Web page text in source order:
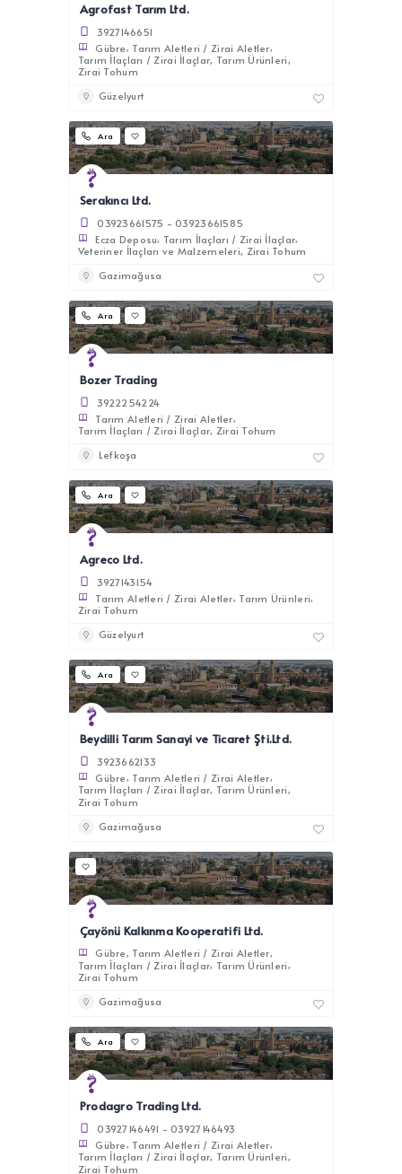
Agrofast Tarım Ltd.
3927146651
Gübre Tarım Aletleri / Zirai Aletler
Tarım İlaçları / Zirai İlaçlar Tarım Ürünleri
Zirai Tohum
Güzelyurt
Ara
Serakıncı Ltd.
03923661575 - 03923661585
Ecza Deposu Tarım İlaçları / Zirai İlaçlar
Veteriner İlaçları ve Malzemeleri Zirai Tohum
Gazimağusa
Ara
Bozer Trading
3922254224
Tarım Aletleri / Zirai Aletler
Tarım İlaçları / Zirai İlaçlar Zirai Tohum
Lefkoşa
Ara
Agreco Ltd.
3927143154
Tarım Aletleri / Zirai Aletler Tarım Ürünleri
Zirai Tohum
Güzelyurt
Ara
Beydilli Tarım Sanayi ve Ticaret Şti.Ltd.
3923662133
Gübre Tarım Aletleri / Zirai Aletler
Tarım İlaçları / Zirai İlaçlar Tarım Ürünleri
Zirai Tohum
Gazimağusa
Çayönü Kalkınma Kooperatifi Ltd.
Gübre Tarım Aletleri / Zirai Aletler
Tarım İlaçları / Zirai İlaçlar Tarım Ürünleri
Zirai Tohum
Gazimağusa
Ara
Prodagro Trading Ltd.
03927146491 - 03927146493
Gübre Tarım Aletleri / Zirai Aletler
Tarım İlaçları / Zirai İlaçlar Tarım Ürünleri
Zirai Tohum